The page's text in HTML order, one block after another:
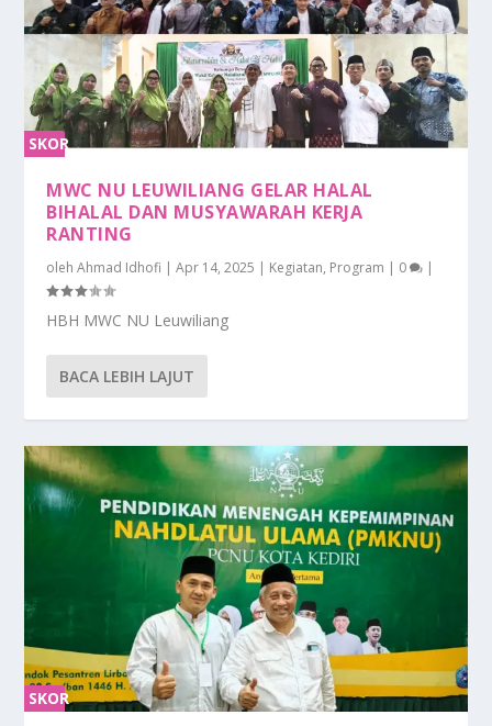
SKOR
MWC NU LEUWILIANG GELAR HALAL
BIHALAL DAN MUSYAWARAH KERJA
RANTING
olehAhmad Idhofi |Apr 14, 2025 | Kegiatan, Program | 0 |
HBH MWC NU Leuwiliang
BACA LEBIH LAJUT
SKOR